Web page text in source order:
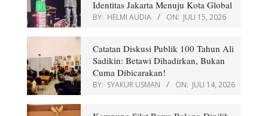
Identitas Jakarta Menuju Kota Global
BY: HELMI AUDIA ON: JULI 15, 2026
Catatan Diskusi Publik 100 Tahun Ali
Sadikin: Betawi Dihadirkan, Bukan
Cuma Dibicarakan!
BY: SYAKUR USMAN ON: JULI 14, 2026